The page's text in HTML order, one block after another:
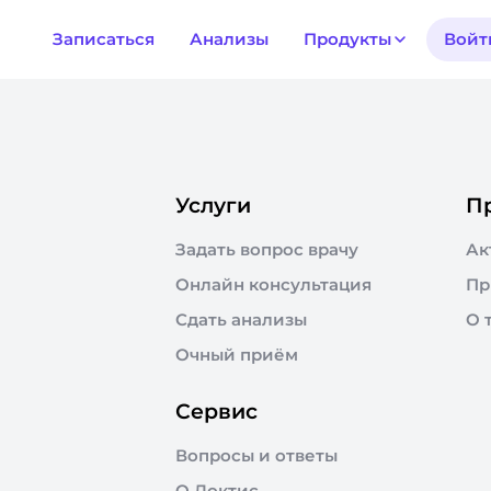
Записаться Анализы Продукты
Услуги
Задать вопрос врачу
Онлайн консультация
Сдать анализы
Очный приём
О
Сервис
Вопросы и ответы